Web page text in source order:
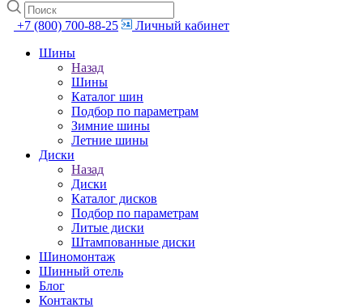
+7 (800) 700-88-25
Личный кабинет
Шины
Назад
Шины
Каталог шин
Подбор по параметрам
Зимние шины
Летние шины
Диски
Назад
Диски
Каталог дисков
Подбор по параметрам
Литые диски
Штампованные диски
Шиномонтаж
Шинный отель
Блог
Контакты